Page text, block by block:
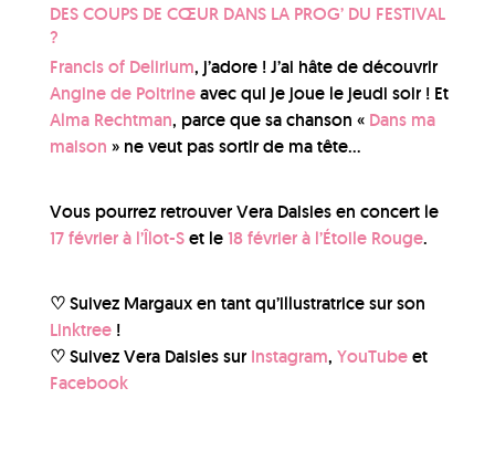
DES COUPS DE CŒUR DANS LA PROG’ DU FESTIVAL
?
Francis of Delirium, j’adore ! J’ai hâte de découvrir
Angine de Poitrineavec qui je joue le jeudi soir ! Et
Alma Rechtman, parce que sa chanson « Dans ma
maison » ne veut pas sortir de ma tête…
Vous pourrez retrouver Vera Daisies en concert le
17 février à l’Îlot-Set le18 février à l’Étoile Rouge.
♡ Suivez Margaux en tant qu’illustratrice sur son
Linktree !
♡ Suivez Vera Daisies sur Instagram, YouTubeet
Facebook